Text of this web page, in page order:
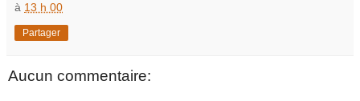
à 13 h 00
Partager
Aucun commentaire: